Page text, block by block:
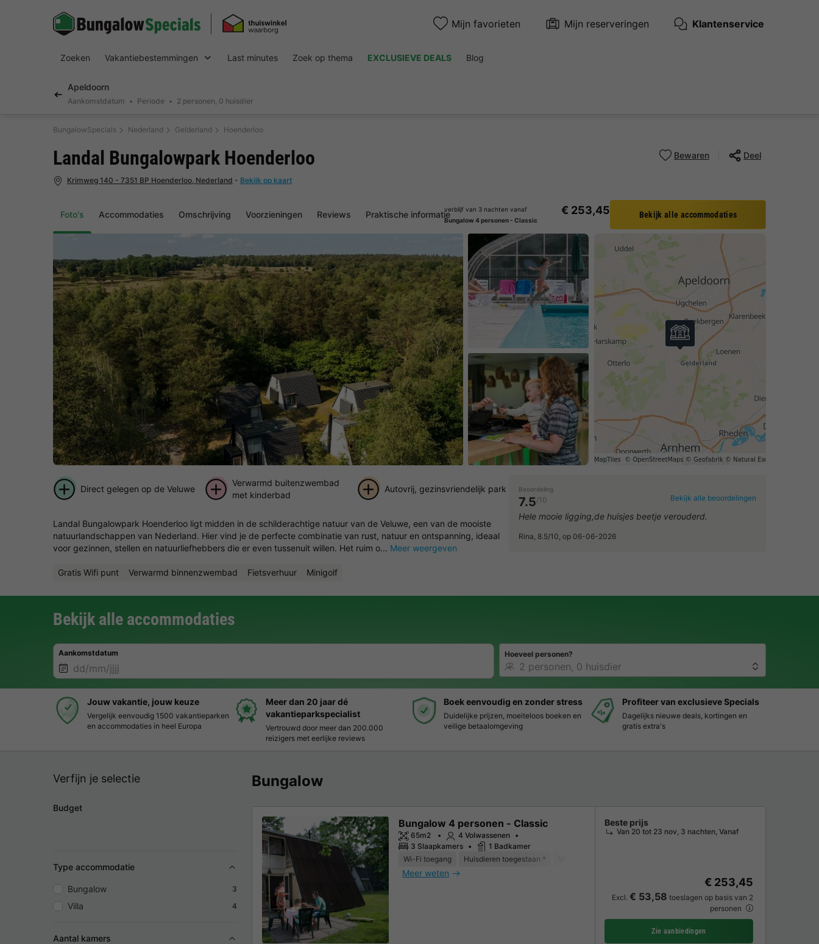
Mijn favorieten Mijn reserveringen Klantenservice
Zoeken Vakantiebestemmingen Last minutes Zoek op thema EXCLUSIEVE DEALS Blog
Apeldoorn
Aankomstdatum Periode 2 personen, 0 huisdier
BungalowSpecials Nederland Gelderland Hoenderloo
Foto's Accommodaties Omschrijving Voorzieningen Reviews Praktische informatieverblijf van 3 nachten vanaf
Bungalow 4 personen - Classic
€ 253,45 Bekijk alle accommodaties
Landal Bungalowpark Hoenderloo Bewaren Deel
Krimweg 140 - 7351 BP Hoenderloo, Nederland - Bekijk op kaart
foto's
Beoordeling
7.5/10 Bekijk alle beoordelingen
Hele mooie ligging,de huisjes beetje verouderd.
Rina, 8.5/10, op 06-06-2026
Direct gelegen op de Veluwe
Verwarmd buitenzwembad
met kinderbad
Autovrij, gezinsvriendelijk park
Landal Bungalowpark Hoenderloo ligt midden in de schilderachtige natuur van de Veluwe, een van de mooiste
natuurlandschappen van Nederland. Hier vind je de perfecte combinatie van rust, natuur en ontspanning, ideaal
voor gezinnen, stellen en natuurliefhebbers die er even tussenuit willen. Het ruim o... Meer weergeven
Gratis Wifi punt Verwarmd binnenzwembad Fietsverhuur Minigolf
Bekijk alle accommodaties
Aankomstdatum Hoeveel personen?
Jouw vakantie, jouw keuze
Vergelijk eenvoudig 1500 vakantieparken
en accommodaties in heel Europa
Meer dan 20 jaar dé
vakantieparkspecialist
Vertrouwd door meer dan 200.000
reizigers met eerlijke reviews
Boek eenvoudig en zonder stress
Duidelijke prijzen, moeiteloos boeken en
veilige betaalomgeving
Profiteer van exclusieve Specials
Dagelijks nieuwe deals, kortingen en
gratis extra's
Verfijn je selectie
Budget
Type accommodatie
Bungalow 3
Villa 4
Aantal kamers
Bungalow
Bungalow 4 personen - Classic
65m2
4 Volwassenen
3 Slaapkamers
1 Badkamer
Wi-Fi toegang
Huisdieren toegestaan *
Meer weten
Beste prijs
Van 20 tot 23 nov, 3 nachten, Vanaf
€ 253,45
Excl. € 53,58 toeslagen op basis van 2
personen
Zie aanbiedingen